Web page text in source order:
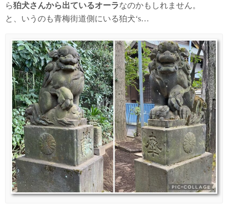
ら狛犬さんから出ているオーラなのかもしれません。
と、いうのも青梅街道側にいる狛犬‘s…